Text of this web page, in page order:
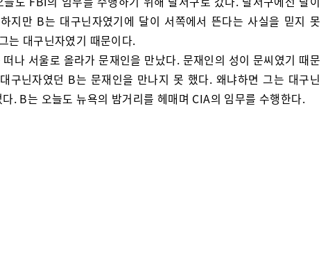
지만 B는 대구닌자였기에 달이 서쪽에서 뜬다는 사실을 믿지 못
는 대구닌자였기 때문이다.
나 서울로 올라가 문재인을 만났다. 문재인의 성이 문씨였기 때문
구닌자였던 B는 문재인을 만나지 못 했다. 왜냐하면 그는 대구닌
. B는 오늘도 뉴욕의 밤거리를 헤매며 CIA의 임무를 수행한다.